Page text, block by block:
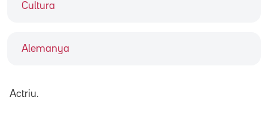
Cultura
Alemanya
Actriu.